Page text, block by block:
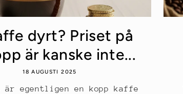
dyrt? Priset på
är kanske inte...
18 AUGUSTI 2025
är egentligen en kopp kaffe